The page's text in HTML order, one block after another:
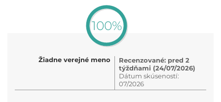
100%
Žiadne verejné meno
Recenzované: pred 2
týždňami (24/07/2026)
Dátum skúseností:
07/2026